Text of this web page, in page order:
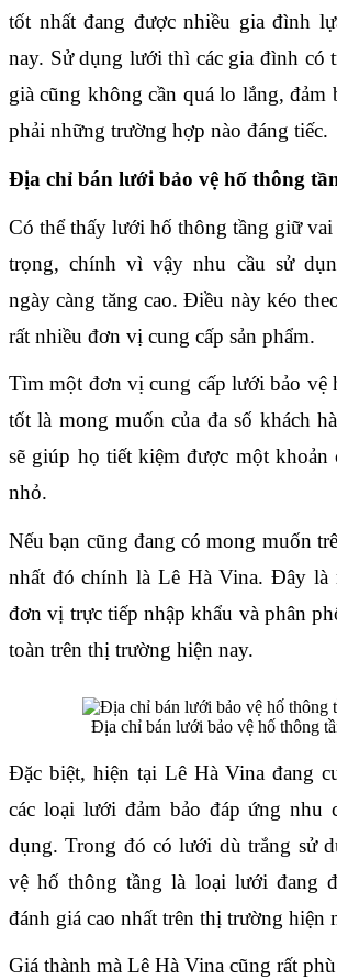
tốt nhất đang được nhiều gia đình
nay. Sử dụng lưới thì các gia đình có
già cũng không cần quá lo lắng, đảm
phải những trường hợp nào đáng tiếc.
Địa chỉ bán lưới bảo vệ hố thông
Có thể thấy lưới hố thông tầng giữ
trọng, chính vì vậy nhu cầu sử
ngày càng tăng cao. Điều này kéo
rất nhiều đơn vị cung cấp sản phẩm.
Tìm một đơn vị cung cấp lưới bảo vệ
tốt là mong muốn của đa số khách
sẽ giúp họ tiết kiệm được một
nhỏ.
Nếu bạn cũng đang có mong muốn
nhất đó chính là Lê Hà Vina. Đây là
đơn vị trực tiếp nhập khẩu và phân
toàn trên thị trường hiện nay.
Địa chỉ bán lưới bảo vệ hố thông
Đặc biệt, hiện tại Lê Hà Vina đang
các loại lưới đảm bảo đáp ứng nhu
dụng. Trong đó có lưới dù trắng sử
vệ hố thông tầng là loại lưới đang
đánh giá cao nhất trên thị trường hiện
Giá thành mà Lê Hà Vina cũng rất